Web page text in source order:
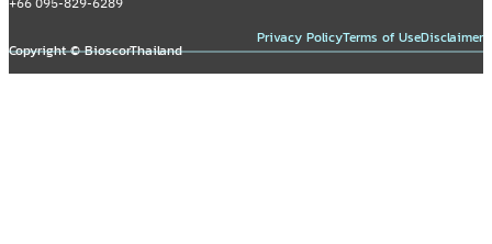
Copyright © BioscorThailand
Privacy PolicyTerms of UseDisclaimer